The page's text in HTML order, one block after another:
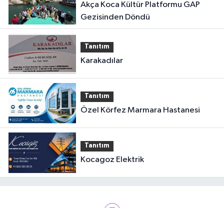
Akça Koca Kültür Platformu GAP
Gezisinden Döndü
Tanıtım
Karakadılar
Tanıtım
Özel Körfez Marmara Hastanesi
Tanıtım
Kocagoz Elektrik